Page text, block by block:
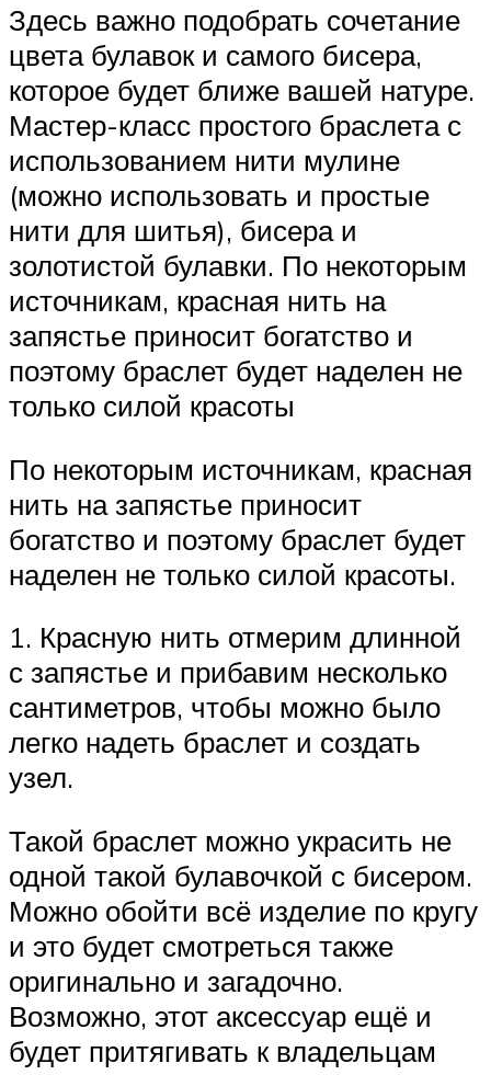
Здесь важно подобрать сочетание
цвета булавок и самого бисера,
которое будет ближе вашей натуре.
Мастер-класс простого браслета с
использованием нити мулине
(можно использовать и простые
нити для шитья), бисера и
золотистой булавки. По некоторым
источникам, красная нить на
запястье приносит богатство и
поэтому браслет будет наделен не
только силой красоты
По некоторым источникам, красная
нить на запястье приносит
богатство и поэтому браслет будет
наделен не только силой красоты.
1. Красную нить отмерим длинной
с запястье и прибавим несколько
сантиметров, чтобы можно было
легко надеть браслет и создать
узел.
Такой браслет можно украсить не
одной такой булавочкой с бисером.
Можно обойти всё изделие по кругу
и это будет смотреться также
оригинально и загадочно.
Возможно, этот аксессуар ещё и
будет притягивать к владельцам